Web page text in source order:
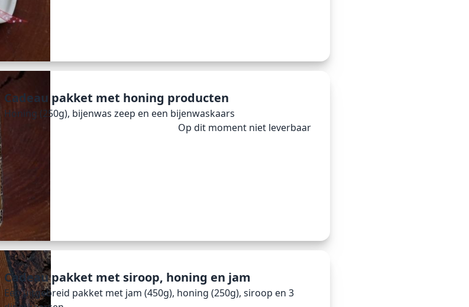
Cadeau pakket met honing producten
Honing (250g), bijenwas zeep en een bijenwaskaars
Op dit moment niet leverbaar
Cadeau pakket met siroop, honing en jam
Een uitgebreid pakket met jam (450g), honing (250g), siroop en 3